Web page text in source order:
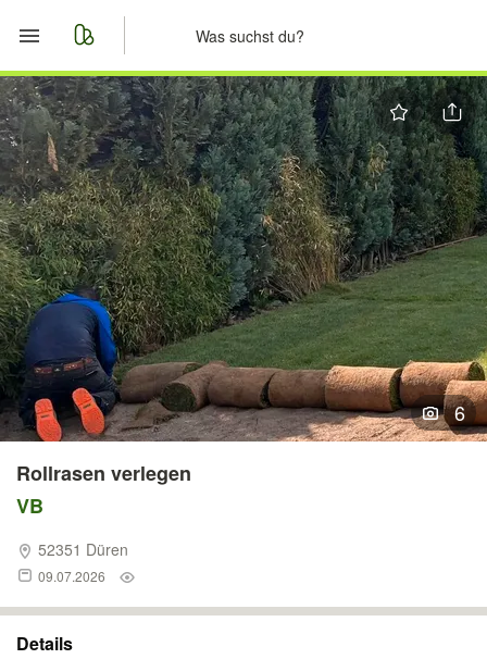
Start
Merkliste
Nachrichten
Anzeige aufgeben
6
Rollrasen verlegen
VB
52351 Düren
09.07.2026
Details